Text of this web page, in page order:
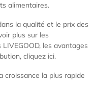
alimentaires.
la qualité et le prix des
plus sur les
les avantages
cliquez ici.
croissance la plus rapide